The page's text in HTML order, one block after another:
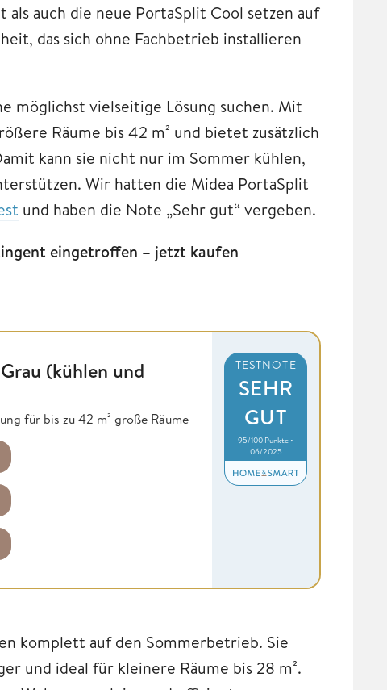
auch die neue PortaSplit Cool setzen auf
das sich ohne Fachbetrieb installieren
möglichst vielseitige Lösung suchen. Mit
Räume bis 42 m² und bietet zusätzlich
kann sie nicht nur im Sommer kühlen,
Wir hatten die Midea PortaSplit
und haben die Note „Sehr gut“ vergeben.
eingetroffen – jetzt kaufen
(kühlen und
für bis zu 42 m² große Räume
TESTNOTE
SEHR
GUT
95/100 Punkte •
06/2025
komplett auf den Sommerbetrieb. Sie
und ideal für kleinere Räume bis 28 m².